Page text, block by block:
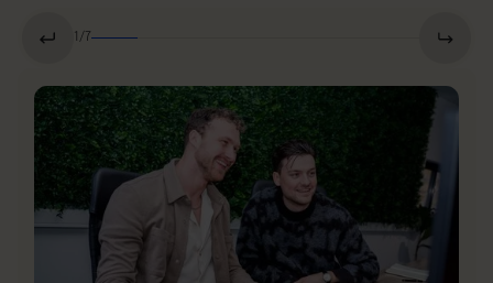
1 / 7